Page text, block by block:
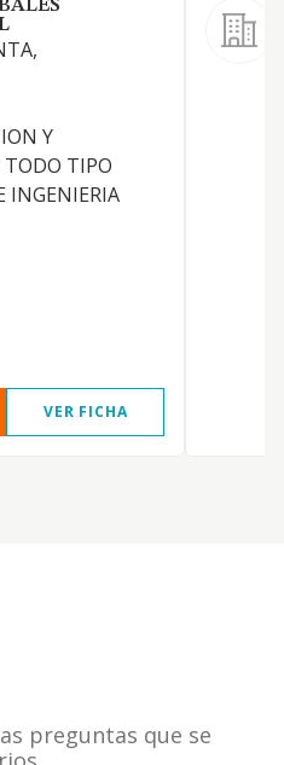
Y
TODO TIPO
INGENIERIA
VER FICHA
preguntas que se